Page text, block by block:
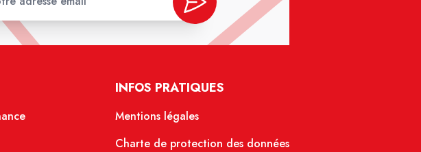
INFOS PRATIQUES
Mentions légales
Charte de protection des données